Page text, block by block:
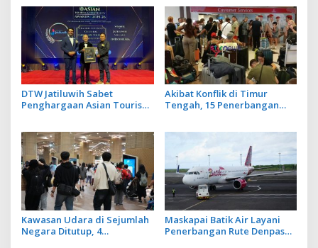
DTW Jatiluwih Sabet
Penghargaan Asian Tourism
Malaysia
Akibat Konflik di Timur
Tengah, 15 Penerbangan
Dibatalkan
Kawasan Udara di Sejumlah
Negara Ditutup, 4
Maskapai Batik Air Layani
Penerbangan Rute Denpasar